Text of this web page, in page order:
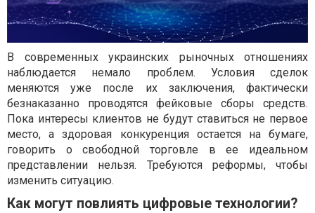
В современных украинских рыночных отношениях
наблюдается немало проблем. Условия сделок
меняются уже после их заключения, фактически
безнаказанно проводятся фейковые сборы средств.
Пока интересы клиентов не будут ставиться не первое
место, а здоровая конкуренция остается на бумаге,
говорить о свободной торговле в ее идеальном
представлении нельзя. Требуются реформы, чтобы
изменить ситуацию.
Как могут повлиять цифровые технологии?